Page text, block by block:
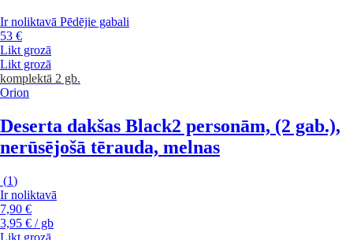
Ir noliktavā Pēdējie gabali
53 €
Likt grozā
Likt grozā
komplektā 2 gb.
Orion
Deserta dakšas Black2 personām, (2 gab.),
nerūsējošā tērauda, melnas
(1)
Ir noliktavā
7,90 €
3,95 € / gb